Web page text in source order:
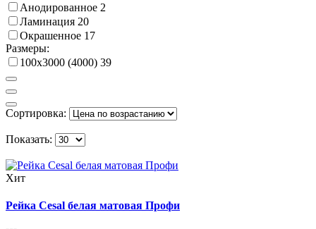
Анодированное 2
Ламинация 20
Окрашенное 17
Размеры:
100х3000 (4000) 39
Сортировка:
Показать:
Хит
Рейка Cesal белая матовая Профи